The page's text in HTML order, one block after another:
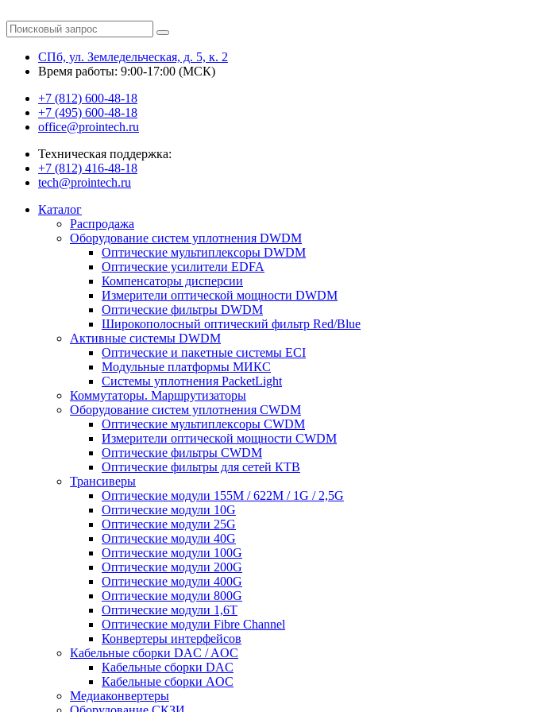
СПб, ул. Земледельческая, д. 5, к. 2
Время работы: 9:00-17:00 (МСК)
+7 (812) 600-48-18
+7 (495) 600-48-18
office@prointech.ru
Техническая поддержка:
+7 (812) 416-48-18
tech@prointech.ru
Каталог
Распродажа
Оборудование систем уплотнения DWDM
Оптические мультиплексоры DWDM
Оптические усилители EDFA
Компенсаторы дисперсии
Измерители оптической мощности DWDM
Оптические фильтры DWDM
Широкополосный оптический фильтр Red/Blue
Активные системы DWDM
Оптические и пакетные системы ECI
Модульные платформы МИКС
Системы уплотнения PacketLight
Коммутаторы. Маршрутизаторы
Оборудование систем уплотнения CWDM
Оптические мультиплексоры CWDM
Измерители оптической мощности CWDM
Оптические фильтры CWDM
Оптические фильтры для сетей КТВ
Трансиверы
Оптические модули 155M / 622M / 1G / 2,5G
Оптические модули 10G
Оптические модули 25G
Оптические модули 40G
Оптические модули 100G
Оптические модули 200G
Оптические модули 400G
Оптические модули 800G
Оптические модули 1,6T
Оптические модули Fibre Channel
Конвертеры интерфейсов
Кабельные сборки DAC / AOC
Кабельные сборки DAC
Кабельные сборки AOC
Медиаконвертеры